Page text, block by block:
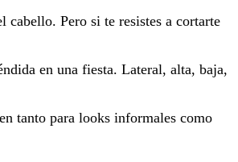
Pero si te resistes a cortarte
en una fiesta. Lateral, alta, baja,
tanto para looks informales como